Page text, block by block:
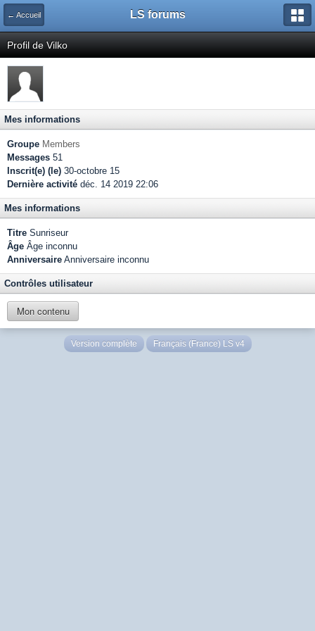
← Accueil LS forums
Profil de Vilko
Mes informations
Groupe Members
Messages 51
Inscrit(e) (le) 30-octobre 15
Dernière activité déc. 14 2019 22:06
Mes informations
Titre Sunriseur
Âge Âge inconnu
Anniversaire Anniversaire inconnu
Contrôles utilisateur
Mon contenu
Version complète Français (France) LS v4